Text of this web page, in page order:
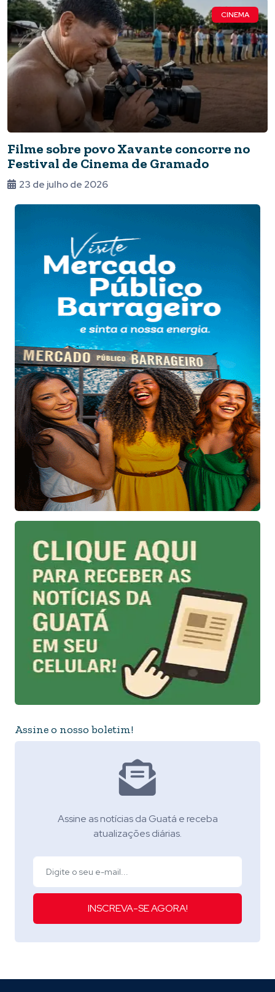
CINEMA
Filme sobre povo Xavante concorre no
Festival de Cinema de Gramado
23 de julho de 2026
Assine o nosso boletim!
Assine as notícias da Guatá e receba
atualizações diárias.
INSCREVA-SE AGORA!